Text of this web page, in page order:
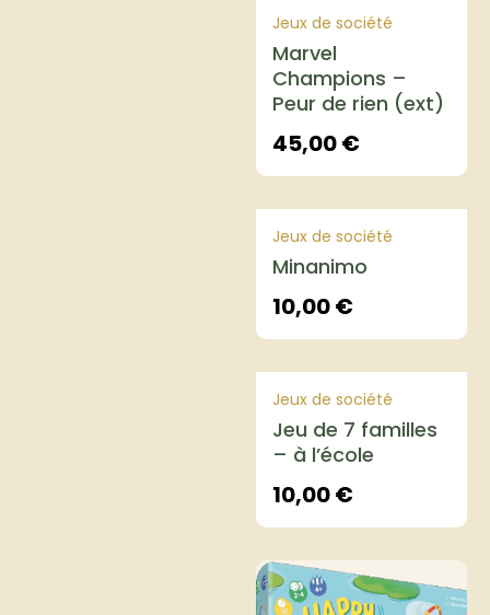
Jeux de société
Marvel
Champions –
Peur de rien (ext)
45,00€
Jeux de société
Minanimo
10,00€
Jeux de société
Jeu de 7 familles
– à l’école
10,00€